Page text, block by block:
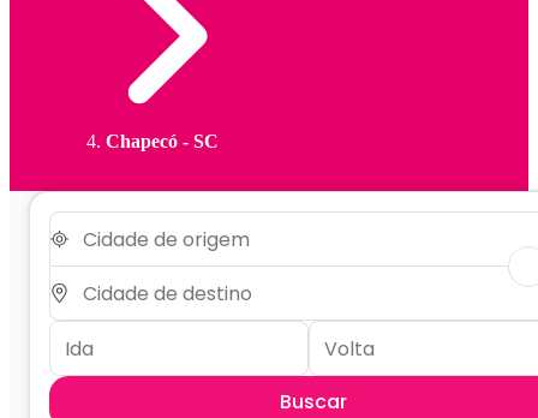
Chapecó - SC
Buscar